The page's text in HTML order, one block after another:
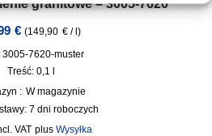
granitowe – 3005-7620
€ (149,90 €/l)
3005-7620-muster
Treść: 0,1
: W magazynie
7 dni roboczych
VAT plus Wysyłka